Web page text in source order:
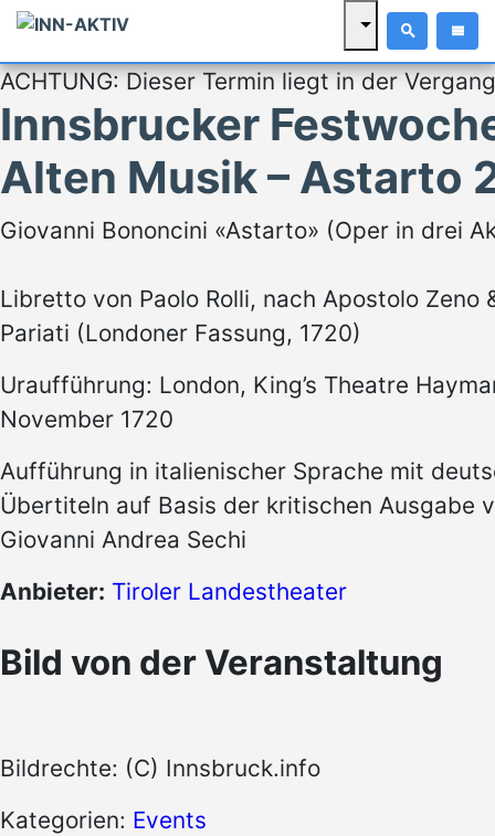
ACHTUNG: Dieser Termin liegt in der
Innsbrucker
Alten Musik – Astarto
Giovanni Bononcini «Astarto» (Oper in drei
Libretto von Paolo Rolli, nach Apostolo Zeno
Pariati (Londoner Fassung, 1720)
Uraufführung: London, King’s Theatre
November 1720
Aufführung in italienischer Sprache mit
Übertiteln auf Basis der kritischen Ausgabe
Giovanni Andrea Sechi
Anbieter: Tiroler Landestheater
Bild von der Veranstaltung
Bildrechte: (C) Innsbruck.info
Kategorien: Events